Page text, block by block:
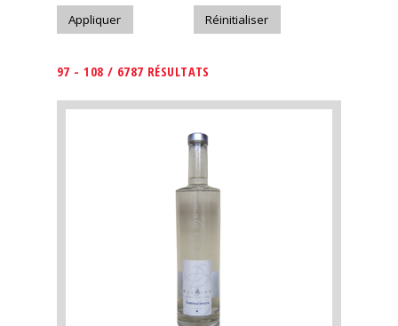
97 - 108 / 6787 RÉSULTATS